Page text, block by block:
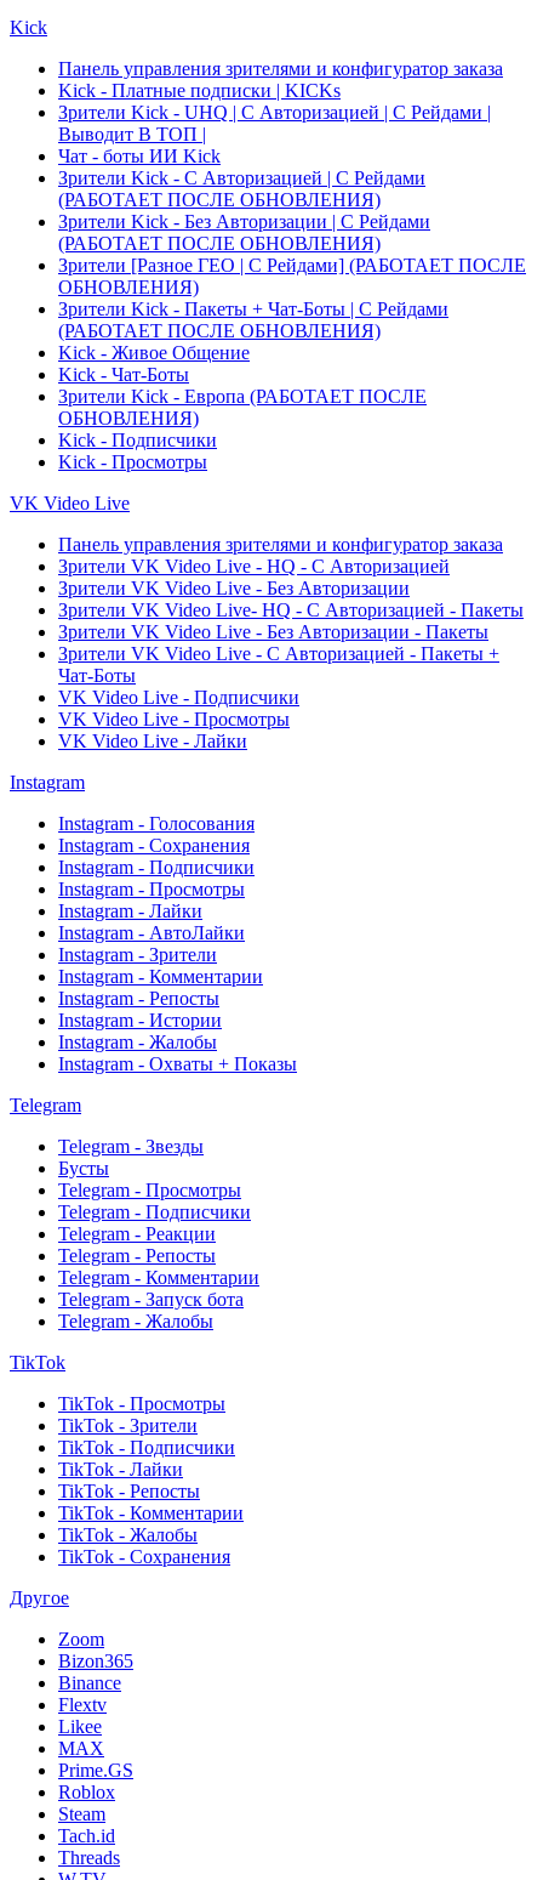
Kick
Панель управления зрителями и конфигуратор заказа
Kick - Платные подписки | KICKs
Зрители Kick - UHQ | С Авторизацией | С Рейдами |
Выводит В ТОП |
Чат - боты ИИ Kick
Зрители Kick - С Авторизацией | С Рейдами
(РАБОТАЕТ ПОСЛЕ ОБНОВЛЕНИЯ)
Зрители Kick - Без Авторизации | С Рейдами
(РАБОТАЕТ ПОСЛЕ ОБНОВЛЕНИЯ)
Зрители [Разное ГЕО | С Рейдами] (РАБОТАЕТ ПОСЛЕ
ОБНОВЛЕНИЯ)
Зрители Kick - Пакеты + Чат-Боты | С Рейдами
(РАБОТАЕТ ПОСЛЕ ОБНОВЛЕНИЯ)
Kick - Живое Общение
Kick - Чат-Боты
Зрители Kick - Европа (РАБОТАЕТ ПОСЛЕ
ОБНОВЛЕНИЯ)
Kick - Подписчики
Kick - Просмотры
VK Video Live
Панель управления зрителями и конфигуратор заказа
Зрители VK Video Live - HQ - С Авторизацией
Зрители VK Video Live - Без Авторизации
Зрители VK Video Live- HQ - С Авторизацией - Пакеты
Зрители VK Video Live - Без Авторизации - Пакеты
Зрители VK Video Live - С Авторизацией - Пакеты +
Чат-Боты
VK Video Live - Подписчики
VK Video Live - Просмотры
VK Video Live - Лайки
Instagram
Instagram - Голосования
Instagram - Сохранения
Instagram - Подписчики
Instagram - Просмотры
Instagram - Лайки
Instagram - АвтоЛайки
Instagram - Зрители
Instagram - Комментарии
Instagram - Репосты
Instagram - Истории
Instagram - Жалобы
Instagram - Охваты + Показы
Telegram
Telegram - Звезды
Бусты
Telegram - Просмотры
Telegram - Подписчики
Telegram - Реакции
Telegram - Репосты
Telegram - Комментарии
Telegram - Запуск бота
Telegram - Жалобы
TikTok
TikTok - Просмотры
TikTok - Зрители
TikTok - Подписчики
TikTok - Лайки
TikTok - Репосты
TikTok - Комментарии
TikTok - Жалобы
TikTok - Сохранения
Другое
Zoom
Bizon365
Binance
Flextv
Likee
MAX
Prime.GS
Roblox
Steam
Tach.id
Threads